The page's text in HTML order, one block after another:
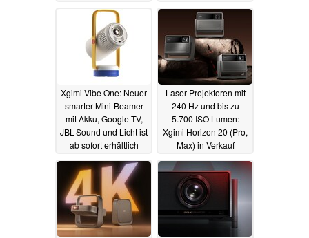
Xgimi Vibe One: Neuer
smarter Mini-Beamer
mit Akku, Google TV,
JBL-Sound und Licht ist
ab sofort erhältlich
21.10.2025
Laser-Projektoren mit
240 Hz und bis zu
5.700 ISO Lumen:
Xgimi Horizon 20 (Pro,
Max) in Verkauf
15.10.2025